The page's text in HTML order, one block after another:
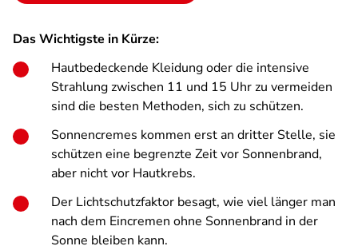
Das Wichtigste in Kürze:
Hautbedeckende Kleidung oder die intensive
Strahlung zwischen 11 und 15 Uhr zu vermeiden
sind die besten Methoden, sich zu schützen.
Sonnencremes kommen erst an dritter Stelle, sie
schützen eine begrenzte Zeit vor Sonnenbrand,
aber nicht vor Hautkrebs.
Der Lichtschutzfaktor besagt, wie viel länger man
nach dem Eincremen ohne Sonnenbrand in der
Sonne bleiben kann.